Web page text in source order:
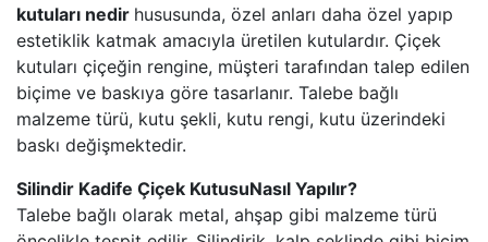
kutuları nedir hususunda, özel anları daha özel yapıp
estetiklik katmak amacıyla üretilen kutulardır. Çiçek
kutuları çiçeğin rengine, müşteri tarafından talep edilen
biçime ve baskıya göre tasarlanır. Talebe bağlı
malzeme türü, kutu şekli, kutu rengi, kutu üzerindeki
baskı değişmektedir.
Silindir Kadife Çiçek KutusuNasıl Yapılır?
Talebe bağlı olarak metal, ahşap gibi malzeme türü